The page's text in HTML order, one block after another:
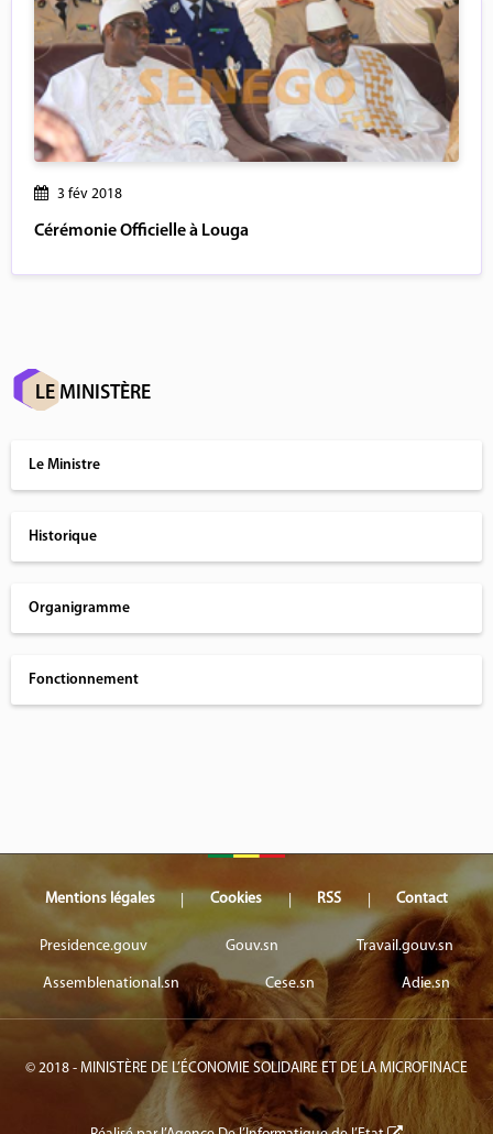
3 fév 2018
Cérémonie Officielle à Louga
LE MINISTÈRE
Le Ministre
Historique
Organigramme
Fonctionnement
Mentions légales Cookies RSS Contact
Presidence.gouv Gouv.sn Travail.gouv.sn
Assemblenational.sn Cese.sn Adie.sn
© 2018 - MINISTÈRE DE L’ÉCONOMIE SOLIDAIRE ET DE LA MICROFINACE